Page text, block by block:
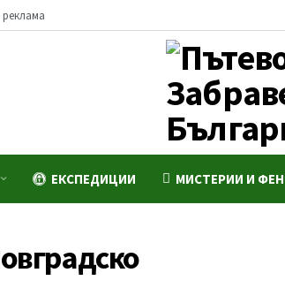
реклама
ЕКСПЕДИЦИИ МИСТЕРИИ И